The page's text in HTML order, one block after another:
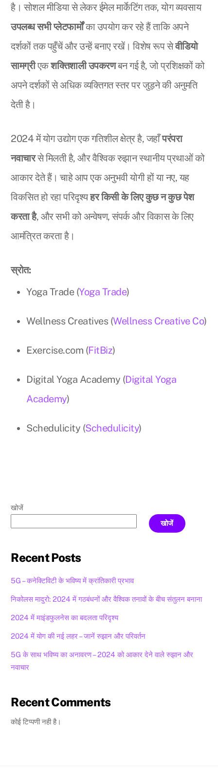
है। सोशल मीडिया से लेकर ईमेल मार्केटिंग तक, योग व्यवसाय
उपलब्ध सभी प्लेटफार्मोंका उपयोग कर रहे हैं ताकि अपने
दर्शकों तक पहुँचें और उन्हें बनाए रखें। विशेष रूप सेवीडियो
सामग्रीएकशक्तिशाली उपकरणबन गई है, जो प्रशिक्षकों को
अपने दर्शकों से अधिक व्यक्तिगत स्तर पर जुड़ने की अनुमति
देती है।
2024 में योग उद्योग एक गतिशील क्षेत्र है, जहाँपरंपरा
नवाचारसे मिलती है, और वैश्विक रुझान स्थानीय प्रथाओं को
आकार देते हैं। चाहे आप एक अनुभवी योगी हों या नए, यह
विकसित हो रहा परिदृश्यहर किसी के लिए कुछ न कुछ पेश
करता है, और सभी को अन्वेषण, संपर्क और विकास के लिए
आमंत्रित करता है।
स्रोत:
Yoga Trade (Yoga Trade)
Wellness Creatives (Wellness Creative Co)
Exercise.com (FitBiz)
Digital Yoga Academy (Digital Yoga
Academy)
Schedulicity (Schedulicity)
खोजें
खोजें
Recent Posts
5G – कनेक्टिविटी के भविष्य में क्रांतिकारी प्रभाव
निकोलस मादुरो: 2024 में गठबंधनों और वैश्विक तनावों के बीच संतुलन बनाना
2024 में माइंडफुलनेस का बदलता परिदृश्य
2024 में योग की नई लहर – जानें रुझान और परिवर्तन
5G के साथ भविष्य का अनावरण – 2024 को आकार देने वाले रुझान और
नवाचार
Recent Comments
कोई टिप्पणी नही है।